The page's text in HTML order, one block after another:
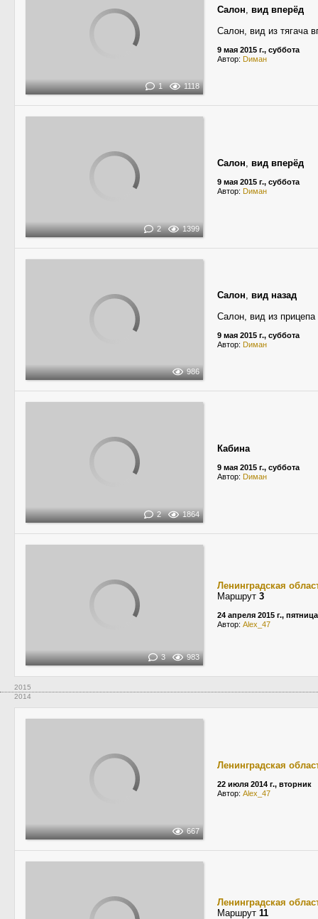
1 1118
Салон, вид вперёд
Салон, вид из тягача
9 мая 2015 г., суббота
Автор: Dиман
2 1399
Салон, вид вперёд
9 мая 2015 г., суббота
Автор: Dиман
986
Салон, вид назад
Салон, вид из прицепа
9 мая 2015 г., суббота
Автор: Dиман
2 1864
Кабина
9 мая 2015 г., суббота
Автор: Dиман
3 983
Ленинградская
Маршрут 3
24 апреля 2015 г., пятница
Автор: Alex_47
2015
2014
667
Ленинградская
22 июля 2014 г., вторник
Автор: Alex_47
Ленинградская
Маршрут 11